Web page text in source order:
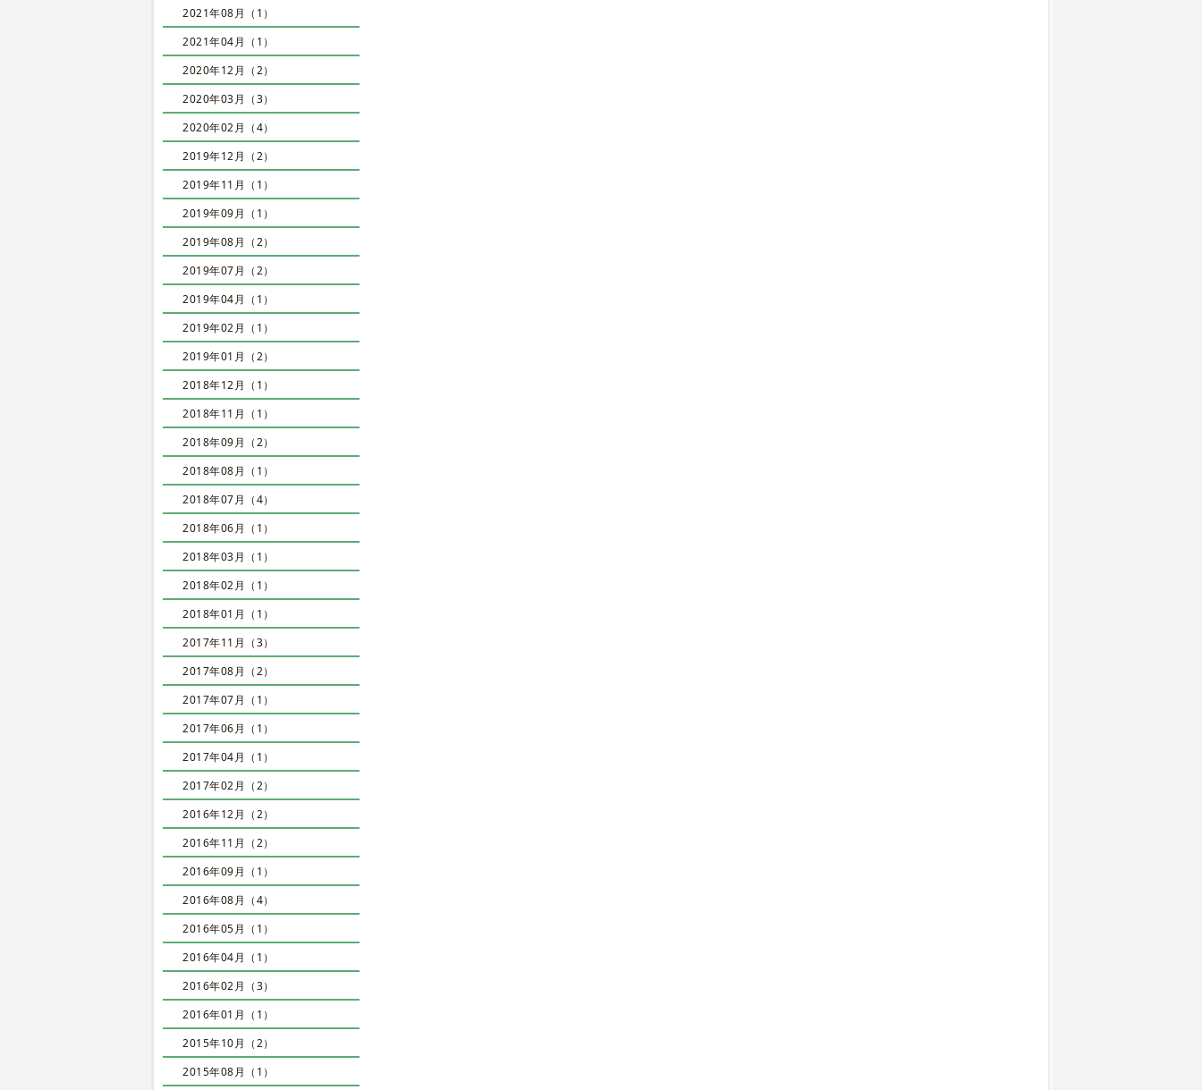
2021年08月（1）
2021年04月（1）
2020年12月（2）
2020年03月（3）
2020年02月（4）
2019年12月（2）
2019年11月（1）
2019年09月（1）
2019年08月（2）
2019年07月（2）
2019年04月（1）
2019年02月（1）
2019年01月（2）
2018年12月（1）
2018年11月（1）
2018年09月（2）
2018年08月（1）
2018年07月（4）
2018年06月（1）
2018年03月（1）
2018年02月（1）
2018年01月（1）
2017年11月（3）
2017年08月（2）
2017年07月（1）
2017年06月（1）
2017年04月（1）
2017年02月（2）
2016年12月（2）
2016年11月（2）
2016年09月（1）
2016年08月（4）
2016年05月（1）
2016年04月（1）
2016年02月（3）
2016年01月（1）
2015年10月（2）
2015年08月（1）